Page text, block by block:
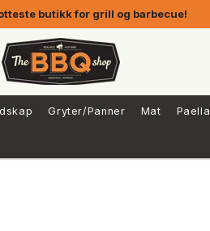
butikk for grill og barbecue!
Gryter/Panner Mat Paella